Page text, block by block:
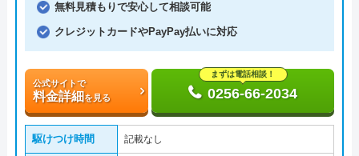
無料見積もりで安心して相談可能
クレジットカードやPayPay払いに対応
公式サイトで
料金詳細を見る
まずは電話相談！
0256-66-2034
駆けつけ時間 記載なし